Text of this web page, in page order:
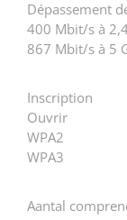
Dépassement
400 Mbit/s à
867 Mbit/s à 5
Inscription
Ouvrir
WPA2
WPA3
Aantal